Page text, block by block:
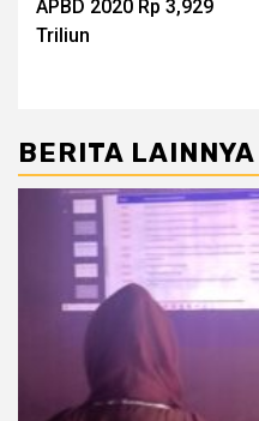
APBD 2020 Rp 3,929
Triliun
BERITA LAINNYA